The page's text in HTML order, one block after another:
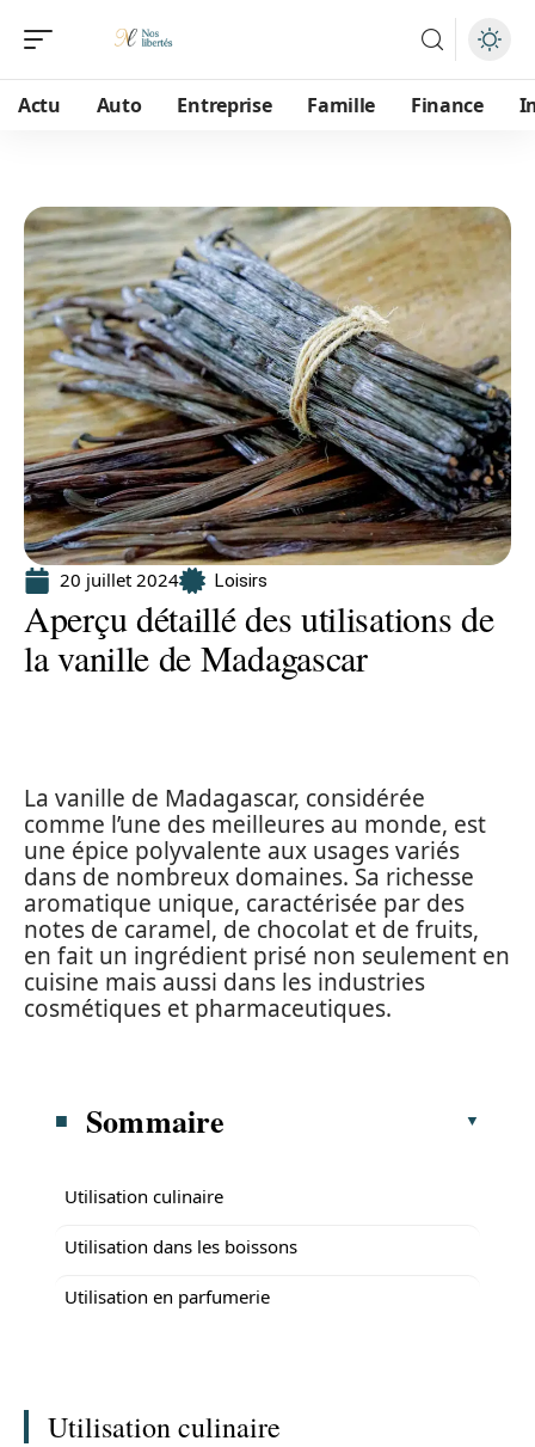
Actu Auto Entreprise Famille Finance
20 juillet 2024 Loisirs
Aperçu détaillé des utilisations de
la vanille de Madagascar
La vanille de Madagascar, considérée
comme l’une des meilleures au monde, est
une épice polyvalente aux usages variés
dans de nombreux domaines. Sa richesse
aromatique unique, caractérisée par des
notes de caramel, de chocolat et de fruits,
en fait un ingrédient prisé non seulement en
cuisine mais aussi dans les industries
cosmétiques et pharmaceutiques.
Sommaire
Utilisation culinaire
Utilisation dans les boissons
Utilisation en parfumerie
Utilisation culinaire